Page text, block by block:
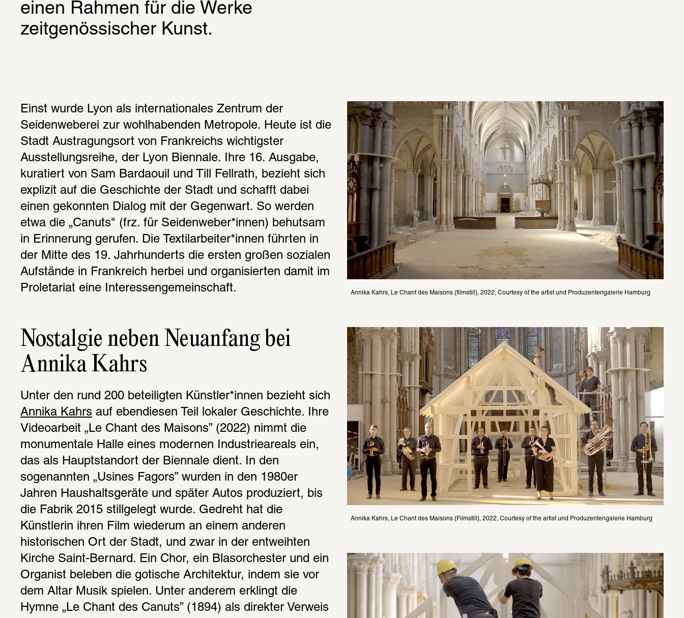
einen Rahmen für die Werke
zeitgenössischer Kunst.
Einst wurde Lyon als internationales Zentrum der
Seidenweberei zur wohlhabenden Metropole. Heute ist die
Stadt Austragungsort von Frankreichs wichtigster
Ausstellungsreihe, der Lyon Biennale. Ihre 16. Ausgabe,
kuratiert von Sam Bardaouil und Till Fellrath, bezieht sich
explizit auf die Geschichte der Stadt und schafft dabei
einen gekonnten Dialog mit der Gegenwart. So werden
etwa die „Canuts" (frz. für Seidenweber*innen) behutsam
in Erinnerung gerufen. Die Textilarbeiter*innen führten in
der Mitte des 19. Jahrhunderts die ersten großen sozialen
Aufstände in Frankreich herbei und organisierten damit im
Proletariat eine Interessengemeinschaft.
Nostalgie neben Neuanfang bei
Annika Kahrs
Annika Kahrs auf ebendiesen Teil lokaler Geschichte. Ihre
Videoarbeit „Le Chant des Maisons” (2022) nimmt die
monumentale Halle eines modernen Industrieareals ein,
das als Hauptstandort der Biennale dient. In den
sogenannten „Usines Fagors” wurden in den 1980er
Jahren Haushaltsgeräte und später Autos produziert, bis
die Fabrik 2015 stillgelegt wurde. Gedreht hat die
Künstlerin ihren Film wiederum an einem anderen
historischen Ort der Stadt, und zwar in der entweihten
Kirche Saint-Bernard. Ein Chor, ein Blasorchester und ein
Organist beleben die gotische Architektur, indem sie vor
dem Altar Musik spielen. Unter anderem erklingt die
Hymne „Le Chant des Canuts” (1894) als direkter Verweis
Annika Kahrs, Le Chant des Maisons (filmstill), 2022, Courtesy of the artist und Produzentengalerie Hamburg
Annika Kahrs, Le Chant des Maisons (Filmstill), 2022, Courtesy of the artist und Produzentengalerie Hamburg